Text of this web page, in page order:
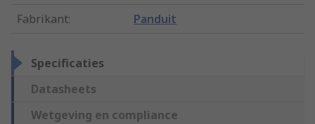
Fabrikant: Panduit
Specificaties
Datasheets
Wetgeving en compliance